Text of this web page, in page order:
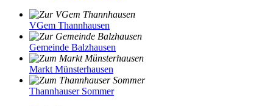
VGem Thannhausen
Gemeinde Balzhausen
Markt Münsterhausen
Thannhauser Sommer